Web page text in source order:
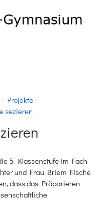
Projekte
sezieren
5. Klassenstufe im Fach
und Frau Briem Fische
dass das Präparieren